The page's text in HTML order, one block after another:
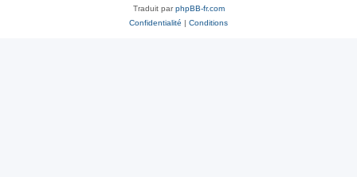
Traduit parphpBB-fr.com
Confidentialité | Conditions